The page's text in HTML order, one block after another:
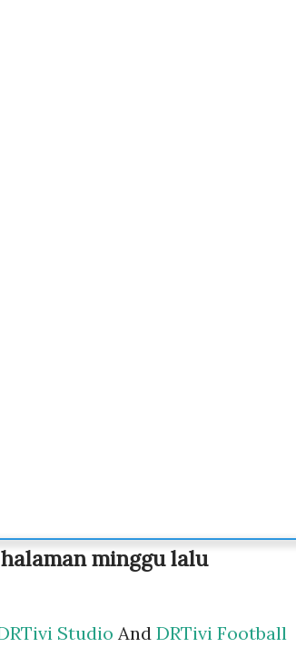
minggu lalu
Studio And DRTivi Football